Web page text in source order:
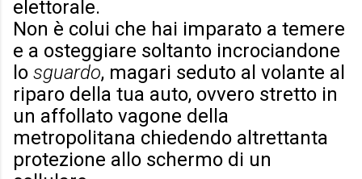
elettorale.
Non è colui che hai imparato a temere
e a osteggiare soltanto incrociandone
lo sguardo, magari seduto al volante al
riparo della tua auto, ovvero stretto in
un affollato vagone della
metropolitana chiedendo altrettanta
protezione allo schermo di un